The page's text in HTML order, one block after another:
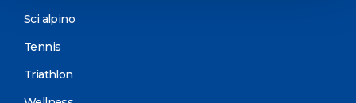
Sci alpino
Tennis
Triathlon